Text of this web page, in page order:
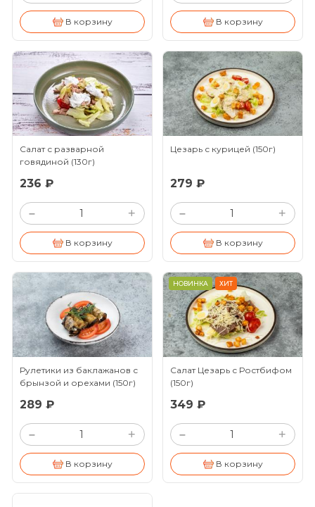
В корзину В корзину
Салат с разварной
говядиной (130г)
236 ₽
– +
В корзину
Цезарь с курицей (150г)
279 ₽
– +
В корзину
Рулетики из баклажанов с
брынзой и орехами (150г)
289 ₽
– +
В корзину
НОВИНКА ХИТ
Салат Цезарь с Ростбифом
(150г)
349 ₽
– +
В корзину